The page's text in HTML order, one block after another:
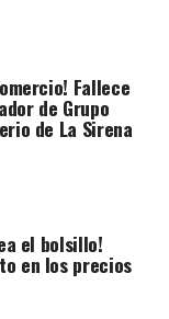
Fallece
de Grupo
de La Sirena
el bolsillo!
en los precios